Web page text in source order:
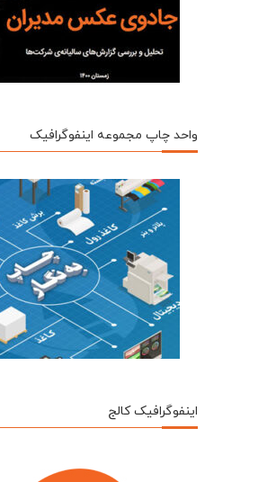
واحد چاپ مجموعه اینفوگرافیک
اینفوگرافیک کالج